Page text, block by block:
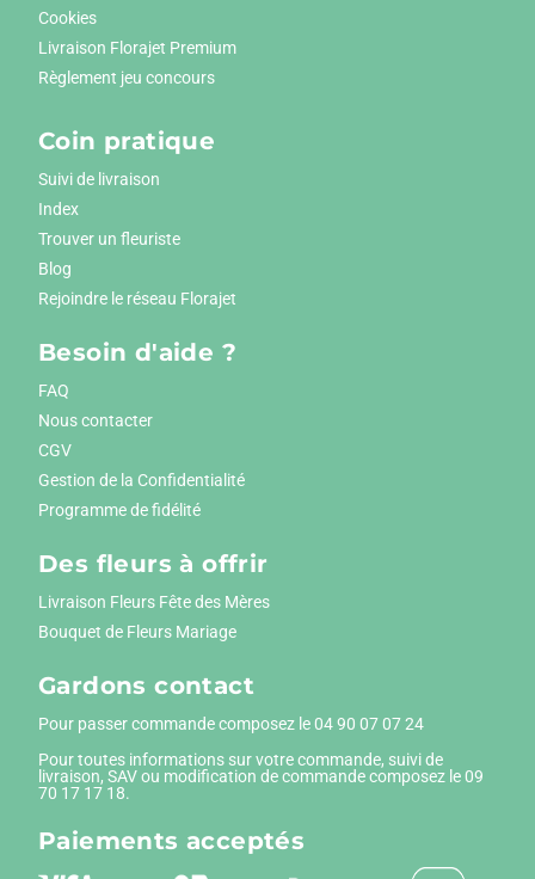
Cookies
Livraison Florajet Premium
Règlement jeu concours
Coin pratique
Suivi de livraison
Index
Trouver un fleuriste
Blog
Rejoindre le réseau Florajet
Besoin d'aide ?
FAQ
Nous contacter
CGV
Gestion de la Confidentialité
Programme de fidélité
Des fleurs à offrir
Livraison Fleurs Fête des Mères
Bouquet de Fleurs Mariage
Gardons contact
Pour passer commande composez le04 90 07 07 24
Pour toutes informations sur votre commande, suivi de
livraison, SAV ou modification de commande composez le 09
70 17 17 18.
Paiements acceptés